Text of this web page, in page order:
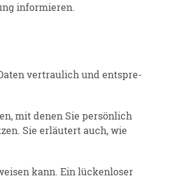
infor­mieren.
vertraulich und entspre­
mit denen Sie persönlich
Sie erläutert auch, wie
kann. Ein lücken­loser